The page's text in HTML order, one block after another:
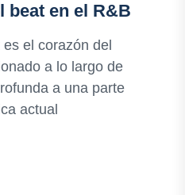
beat en el R&B
el corazón del
a lo largo de
a una parte
actual